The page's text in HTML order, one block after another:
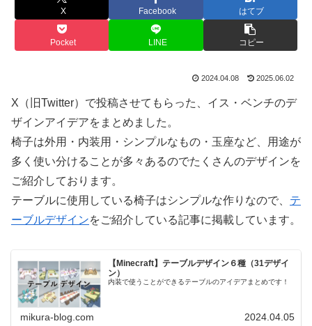
X Facebook はてブ
Pocket LINE コピー
2024.04.08 2025.06.02
X（旧Twitter）で投稿させてもらった、イス・ベンチのデ
ザインアイデアをまとめました。
椅子は外用・内装用・シンプルなもの・玉座など、用途が
多く使い分けることが多々あるのでたくさんのデザインを
ご紹介しております。
テーブルに使用している椅子はシンプルな作りなので、 テ
ーブルデザインをご紹介している記事に掲載しています。
【Minecraft】テーブルデザイン６種（31デザイ
ン）
内装で使うことができるテーブルのアイデアまとめです！
mikura-blog.com 2024.04.05